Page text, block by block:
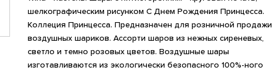
шелкографическим рисунком С Днем Рождения Принцесса.
Коллеция Принцесса. Предназначен для розничной продажи
воздушных шариков. Ассорти шаров из нежных сиреневых,
светло и темно розовых цветов. Воздушные шары
изготавливаются из экологически безопасного 100%-ного